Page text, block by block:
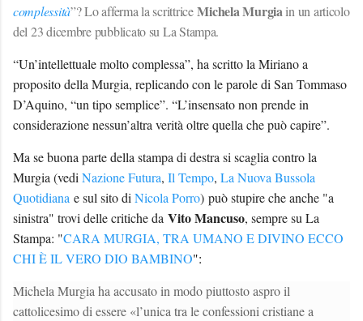
complessità”? Lo afferma la scrittriceMichela Murgia in un articolo
del 23 dicembre pubblicato su La Stampa.
“Un’intellettuale molto complessa”, ha scritto la Miriano a
proposito della Murgia, replicando con le parole di San Tommaso
D’Aquino, “un tipo semplice”. “L’insensato non prende in
considerazione nessun’altra verità oltre quella che può capire”.
Ma se buona parte della stampa di destra si scaglia contro la
Murgia (vedi Nazione Futura, Il Tempo, La Nuova Bussola
Quotidiana e sul sito di Nicola Porro) può stupire che anche "a
sinistra" trovi delle critiche da Vito Mancuso, sempre su La
Stampa: "CARA MURGIA, TRA UMANO E DIVINO ECCO
CHI È IL VERO DIO BAMBINO":
Michela Murgia ha accusato in modo piuttosto aspro il
cattolicesimo di essere «l’unica tra le confessioni cristiane a